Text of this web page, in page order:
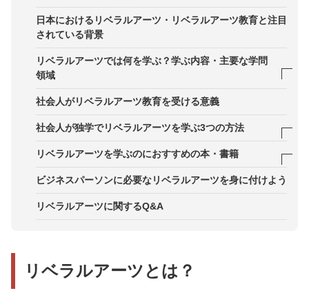
日本におけるリベラルアーツ・リベラルアーツ教育と注目
されている背景
リベラルアーツでは何を学ぶ？学ぶ内容・主要な学問
領域
1．人文科学（哲学・歴史・文学）
2．社会科学（経済・政治・社会学）
3．自然科学（数学・物理・生物）
4．アート・表現領域
5．倫理・思考法
ィ）
社会人がリベラルアーツ教育を受ける意義
社会人が独学でリベラルアーツを学ぶ3つの方法
1．専門知識軸を持つ
2．専門外の知識軸を持つ
3．教養軸を持つ
リベラルアーツを学ぶのにおすすめの本・書籍
1．自由になるための技術 リベラルアーツ
2．大人になるためのリベラルアーツ
ビジネスパーソンに必要なリベラルアーツを身に付けよう
リベラルアーツに関するQ&A
リベラルアーツとは？